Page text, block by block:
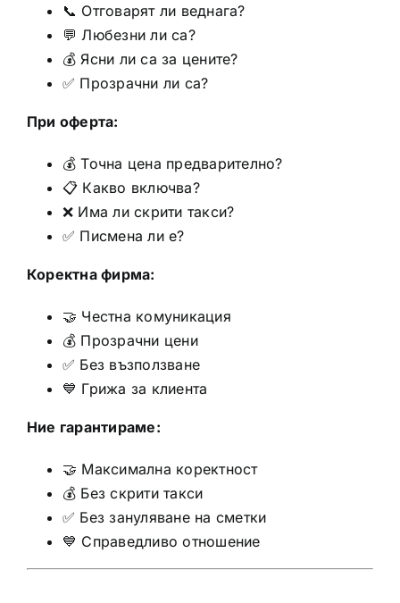
📞 Отговарят ли веднага?
💬 Любезни ли са?
💰 Ясни ли са за цените?
✅ Прозрачни ли са?
При оферта:
💰 Точна цена предварително?
📋 Какво включва?
❌ Има ли скрити такси?
✅ Писмена ли е?
Коректна фирма:
🤝 Честна комуникация
💰 Прозрачни цени
✅ Без възползване
💙 Грижа за клиента
Ние гарантираме:
🤝 Максимална коректност
💰 Без скрити такси
✅ Без зануляване на сметки
💙 Справедливо отношение